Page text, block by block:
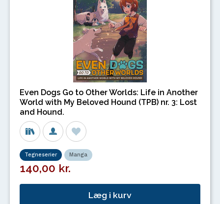
Even Dogs Go to Other Worlds: Life in Another
World with My Beloved Hound (TPB) nr. 3: Lost
and Hound.
Tegneserier Manga
140,00 kr.
Læg i kurv